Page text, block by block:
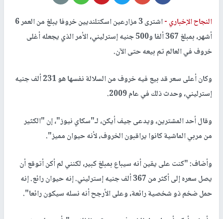
النجاح الإخباري -
اشترى 3 مزارعين اسكتلنديين خروفا يبلغ من العمر 6
أشهر، بمبلغ 367 ألفا و500 جنيه إسترليني، الأمر الذي يجعله أغلى
خروف في العالم تم بيعه حتى الآن.
وكان أعلى سعر قد بيع فيه خروف من السلالة نفسها هو 231 ألف جنيه
إسترليني، وحدث ذلك في عام 2009.
وقال أحد المشترين، ويدعى جيف أيكن، لـ"سكاي نيوز"، إن "الكثير
من مربي الماشية كانوا يراقبون الخروف، لأنه حيوان مميز".
وأضاف: "كنت على يقين أنه سيباع بمبلغ كبير، لكنني لم أكن أتوقع أن
يصل سعره إلى أكثر من 367 ألف جنيه إسترليني. إنه حيوان رائع. إنه
حمل ضخم ذو شخصية رائعة، وعلى الأرجح أنه نسله سيكون رائعا".